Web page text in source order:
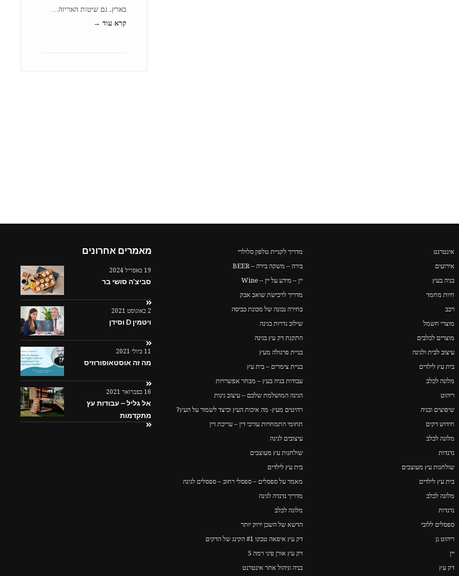
בארץ. גם שיטות האריזה…
קרא עוד →
מאמרים אחרונים
19 באפריל 2024
סביצ'ה סושי בר
2 באוגוסט 2021
ויטמין D וסידן
11 ביולי 2021
מה זה אוסטאופורוזיס
16 בפברואר 2021
אל גליל – עבודות עץ
מתקדמות
מדריך לקניית טלפון סלולרי
בירה – משקה בירה – BEER
יין – מידע על יין – Wine
מדריך לרכישת שואב אבק
בחירה נכונה של מכונת כביסה
שילוב גדרות בגינה
התקנת דק עץ בגינה
בניית פרגולה מעץ
בניית צימרים – בית עץ
עבודות בניה בעץ – מבחר אפשרויות
הגינה המושלמת שלכם – עיצוב גינות
רהיטים מעץ- מה איכות העץ וכיצד לשמור על העץ?
תחומי התמחויות עורכי דין – עריכת דין
עיצובים לגינה
שולחנות עץ מעוצבים
בית עץ לילדים
מאמר על ספסלים – ספסלי רחוב – ספסלים לגינה
מדריך נדנדה לגינה
מלונה לכלב
הדשא של השכן ירוק יותר
דק עץ איפאה טבקו #1 הקינג של הדקים
דק עץ אורן פיני רמה 5
בניה וניהול אתר אינטרנט
אינטרנט
אירועים
בניה בעץ
חיות מחמד
רכב
מוצרי חשמל
מוצרים לכלבים
עיצוב לבית ולגינה
בית עץ לילדים
מלונה לכלב
ריהוט
שיפוצים ובניה
חידוש דקים
מלונה לכלב
נדנדות
שולחנות עץ מעוצבים
בית עץ לילדים
מלונה לכלב
נדנדות
ספסלים ללובי
ריהוט גן
יין
דק עץ